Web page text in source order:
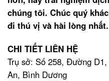
chúng tôi. Chúc quý
đi thú vị và hài lòng nhất.
CHI TIẾT LIÊN HỆ
Trụ sở: Số 258, Đường
An, Bình Dương